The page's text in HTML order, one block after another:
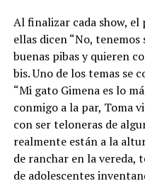
Al finalizar cada show, el
ellas dicen “No, tenemos
buenas pibas y quieren
bis. Uno de los temas se
“Mi gato Gimena es lo
conmigo a la par, Toma
con ser teloneras de
realmente están a la
de ranchar en la vereda,
de adolescentes